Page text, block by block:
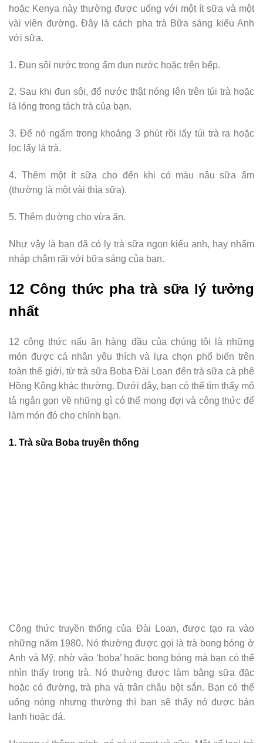
hoặc Kenya này thường được uống với một ít sữa và một
vài viên đường. Đây là cách pha trà Bữa sáng kiểu Anh
với sữa.
1. Đun sôi nước trong ấm đun nước hoặc trên bếp.
2. Sau khi đun sôi, đổ nước thật nóng lên trên túi trà hoặc
lá lỏng trong tách trà của bạn.
3. Để nó ngấm trong khoảng 3 phút rồi lấy túi trà ra hoặc
lọc lấy lá trà.
4. Thêm một ít sữa cho đến khi có màu nâu sữa ấm
(thường là một vài thìa sữa).
5. Thêm đường cho vừa ăn.
Như vậy là bạn đã có ly trà sữa ngon kiểu anh, hay nhấm
nháp chậm rãi với bữa sáng của bạn.
12 Công thức pha trà sữa lý tưởng
nhất
12 công thức nấu ăn hàng đầu của chúng tôi là những
món được cá nhân yêu thích và lựa chọn phổ biến trên
toàn thế giới, từ trà sữa Boba Đài Loan đến trà sữa cà phê
Hồng Kông khác thường. Dưới đây, bạn có thể tìm thấy mô
tả ngắn gọn về những gì có thể mong đợi và công thức để
làm món đó cho chính bạn.
1. Trà sữa Boba truyền thống
Công thức truyền thống của Đài Loan, được tạo ra vào
những năm 1980. Nó thường được gọi là trà bong bóng ở
Anh và Mỹ, nhờ vào ‘boba’ hoặc bong bóng mà bạn có thể
nhìn thấy trong trà. Nó thường được làm bằng sữa đặc
hoặc có đường, trà pha và trân châu bột sắn. Bạn có thể
uống nóng nhưng thường thì bạn sẽ thấy nó được bán
lạnh hoặc đá.